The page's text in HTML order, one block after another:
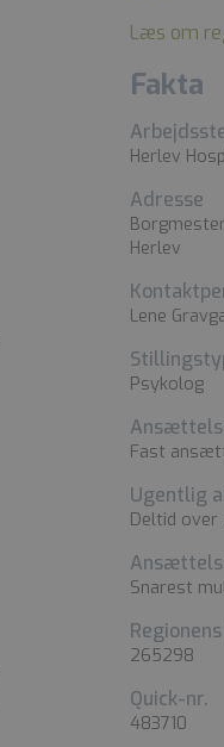
Læs om
Fakta
Herlev
Adresse
Herlev
Lene
Psykolog
Fast
Ugentlig
Deltid over
Snarest
265298
Quick-nr.
483710